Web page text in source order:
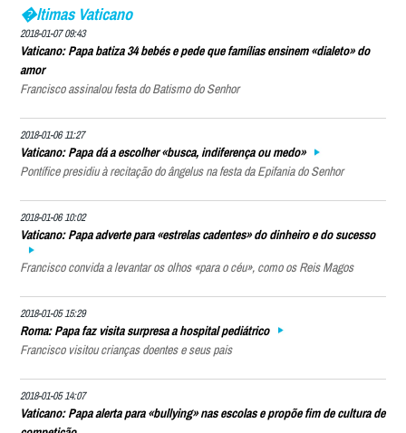
�ltimas Vaticano
2018-01-07 09:43
Vaticano: Papa batiza 34 bebés e pede que famílias ensinem «dialeto» do
amor
Francisco assinalou festa do Batismo do Senhor
2018-01-06 11:27
Vaticano: Papa dá a escolher «busca, indiferença ou medo»
Pontífice presidiu à recitação do ângelus na festa da Epifania do Senhor
2018-01-06 10:02
Vaticano: Papa adverte para «estrelas cadentes» do dinheiro e do sucesso
Francisco convida a levantar os olhos «para o céu», como os Reis Magos
2018-01-05 15:29
Roma: Papa faz visita surpresa a hospital pediátrico
Francisco visitou crianças doentes e seus pais
2018-01-05 14:07
Vaticano: Papa alerta para «bullying» nas escolas e propõe fim de cultura de